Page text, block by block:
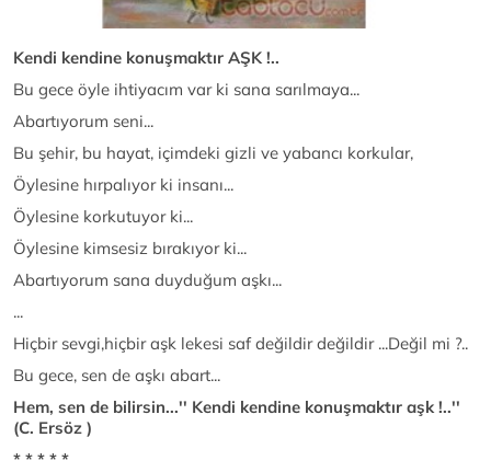
Kendi kendine konuşmaktır AŞK !..
Bu gece öyle ihtiyacım var ki sana sarılmaya...
Abartıyorum seni...
Bu şehir, bu hayat, içimdeki gizli ve yabancı korkular,
Öylesine hırpalıyor ki insanı...
Öylesine korkutuyor ki...
Öylesine kimsesiz bırakıyor ki...
Abartıyorum sana duyduğum aşkı...
...
Hiçbir sevgi,hiçbir aşk lekesi saf değildir değildir ...Değil mi ?..
Bu gece, sen de aşkı abart...
Hem, sen de bilirsin...'' Kendi kendine konuşmaktır aşk !..''
(C. Ersöz )
* * * * *